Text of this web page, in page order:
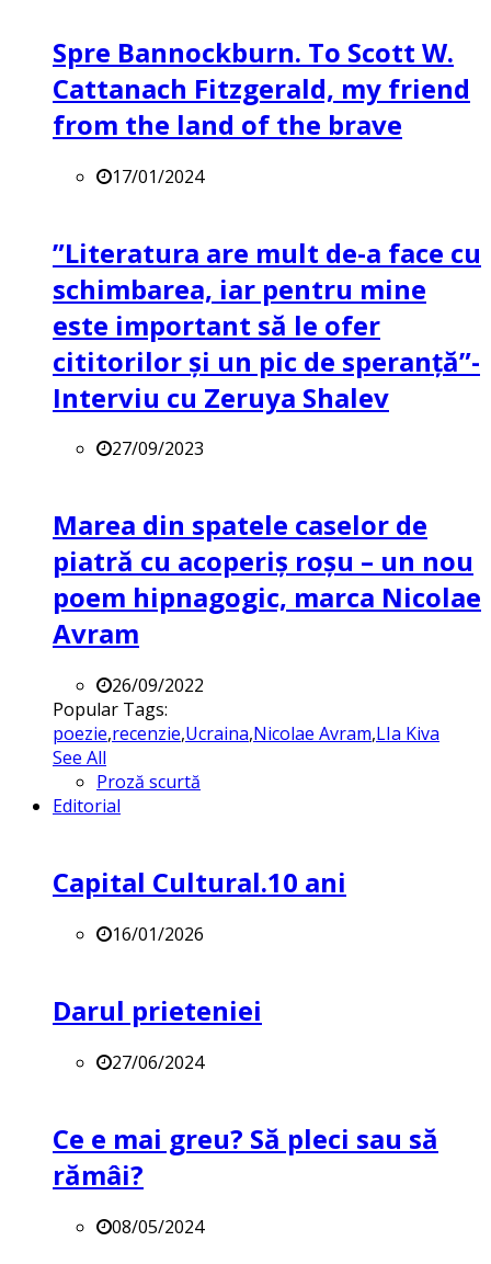
Spre Bannockburn. To Scott W.
Cattanach Fitzgerald, my friend
from the land of the brave
17/01/2024
”Literatura are mult de-a face cu
schimbarea, iar pentru mine
este important să le ofer
cititorilor și un pic de speranță”-
Interviu cu Zeruya Shalev
27/09/2023
Marea din spatele caselor de
piatră cu acoperiș roșu – un nou
poem hipnagogic, marca Nicolae
Avram
26/09/2022
Popular Tags:
poezie,recenzie,Ucraina,Nicolae Avram,LIa Kiva
See All
Proză scurtă
Editorial
Capital Cultural.10 ani
16/01/2026
Darul prieteniei
27/06/2024
Ce e mai greu? Să pleci sau să
rămâi?
08/05/2024